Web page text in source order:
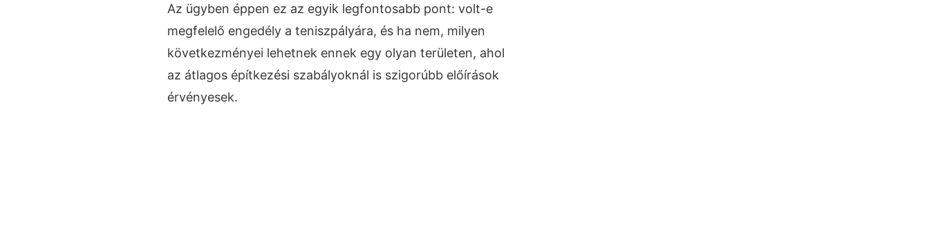
Az ügyben éppen ez az egyik legfontosabb pont: volt-e
megfelelő engedély a teniszpályára, és ha nem, milyen
következményei lehetnek ennek egy olyan területen, ahol
az átlagos építkezési szabályoknál is szigorúbb előírások
érvényesek.